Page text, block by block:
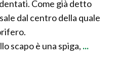
Come già detto
dal centro della quale
scapo è una spiga, ...